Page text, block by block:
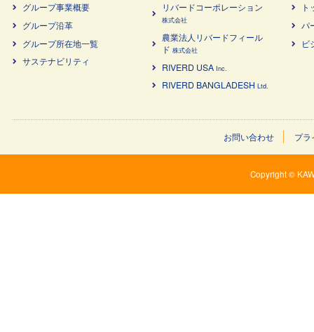
グループ事業概要
グループ沿革
グループ所在地一覧
サステナビリティ
リバードコーポレーション
株式会社
農業法⼈リバードフィール
ド 株式会社
RIVERD USA Inc.
RIVERD BANGLADESH Ltd.
パ
ビ
お問い合わせ プラ
Copyright ©